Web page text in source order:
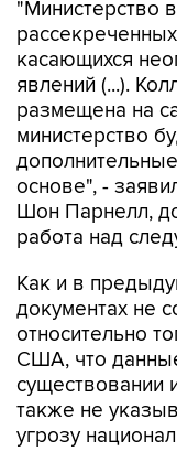
касающихся
явлений (...).
размещена на
министерство
основе", -
Шон Парнелл,
работа над
Как и в
относительно
США, что
существовании
также не
угрозу
В Пентагоне